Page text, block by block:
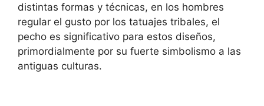
distintas formas y técnicas, en los hombres
regular el gusto por los tatuajes tribales, el
pecho es significativo para estos diseños,
primordialmente por su fuerte simbolismo a las
antiguas culturas.